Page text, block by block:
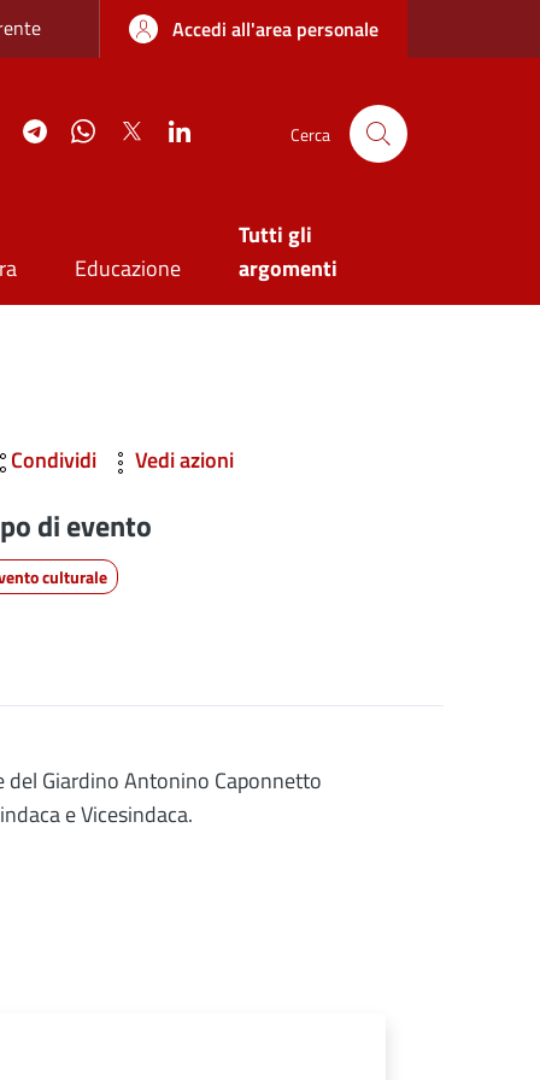
sottileAccedi all'area personale
YouTubeTelegramWhatsApp
Twitter Cerca
Educazione
Tutti gli
argomenti
Condividi Vedi azioni
di evento
culturale
del Giardino Antonino Caponnetto
e Vicesindaca.